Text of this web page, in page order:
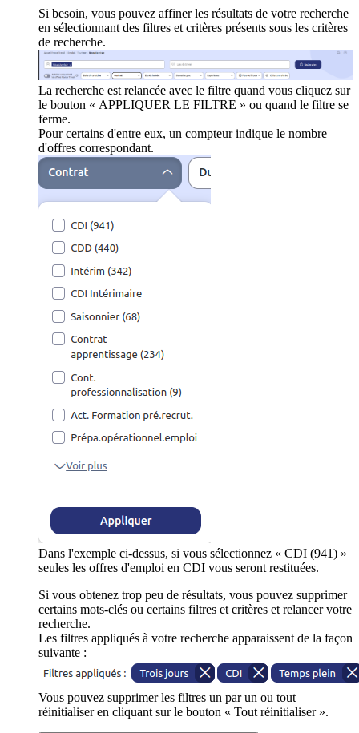
Si besoin, vous pouvez affiner les résultats de votre recherche
en sélectionnant des filtres et critères présents sous les critères
de recherche.
La recherche est relancée avec le filtre quand vous cliquez sur
le bouton « APPLIQUER LE FILTRE » ou quand le filtre se
ferme.
Pour certains d'entre eux, un compteur indique le nombre
d'offres correspondant.
Dans l'exemple ci-dessus, si vous sélectionnez « CDI (941) »
seules les offres d'emploi en CDI vous seront restituées.
Si vous obtenez trop peu de résultats, vous pouvez supprimer
certains mots-clés ou certains filtres et critères et relancer votre
recherche.
Les filtres appliqués à votre recherche apparaissent de la façon
suivante :
Vous pouvez supprimer les filtres un par un ou tout
réinitialiser en cliquant sur le bouton « Tout réinitialiser ».